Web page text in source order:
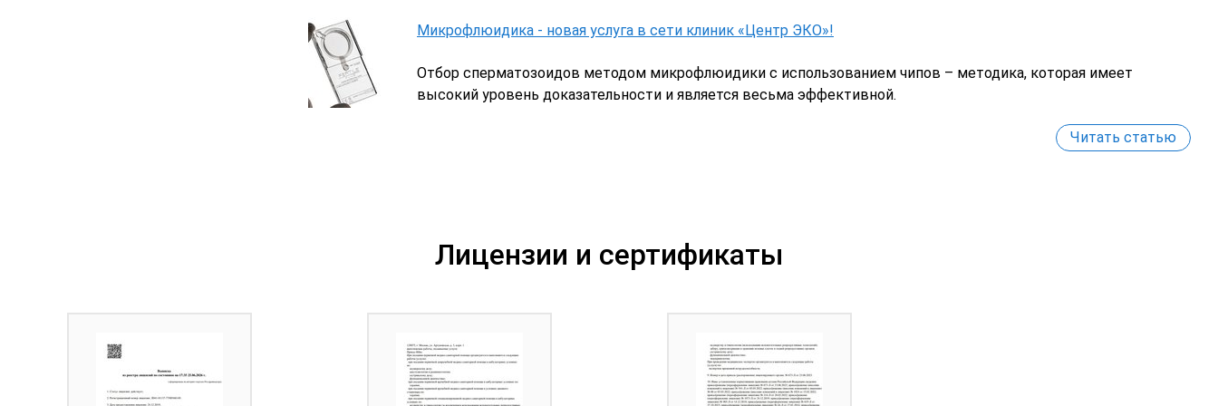
Микрофлюидика - новая услуга в сети клиник «Центр ЭКО»!
Отбор сперматозоидов методом микрофлюидики с использованием чипов – методика, которая имеет
высокий уровень доказательности и является весьма эффективной.
Читать статью
Лицензии и сертификаты